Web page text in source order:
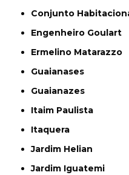
Conjunto
Engenheiro Goulart
Ermelino Matarazzo
Guaianases
Guaianazes
Itaim Paulista
Itaquera
Jardim Helian
Jardim Iguatemi